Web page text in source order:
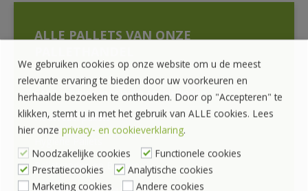
ALLE PALLETS VAN ONZE
SALE Kijk hier voor leuke aanbiedingen
Houtvezel pallets
Palletranden en Bakken
We gebruiken cookies op onze website om u de meest
relevante ervaring te bieden door uw voorkeuren en
herhaalde bezoeken te onthouden. Door op "Accepteren" te
klikken, stemt u in met het gebruik van ALLE cookies. Lees
hier onze privacy- en cookieverklaring.
Noodzakelijke cookies
Functionele cookies
Prestatiecookies
Analytische cookies
Marketing cookies
Andere cookies